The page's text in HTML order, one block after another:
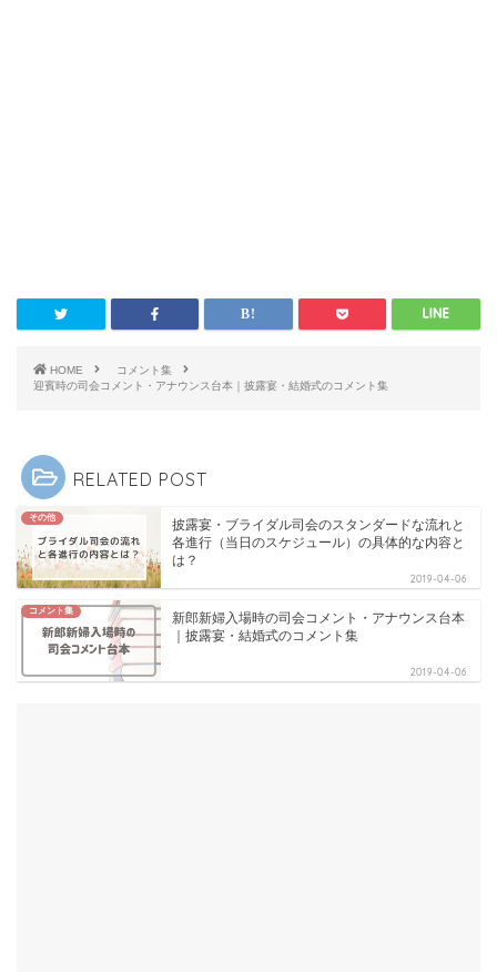
HOME
コメント集
迎賓時の司会コメント・アナウンス台本｜披露宴・結婚式のコメント集
RELATED POST
その他
披露宴・ブライダル司会のスタンダードな流れと
各進行（当日のスケジュール）の具体的な内容と
は？
2019-04-06
コメント集
新郎新婦入場時の司会コメント・アナウンス台本
｜披露宴・結婚式のコメント集
2019-04-06